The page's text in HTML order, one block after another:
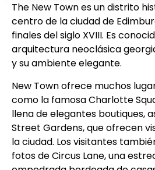
The New Town es un distrito
centro de la ciudad de
finales del siglo XVIII. Es
arquitectura neoclásica
y su ambiente elegante.
New Town ofrece muchos
como la famosa Charlotte
llena de elegantes boutiques,
Street Gardens, que ofrecen
la ciudad. Los visitantes
fotos de Circus Lane, una